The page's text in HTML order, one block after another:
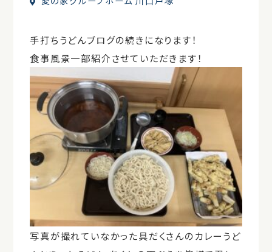
手打ちうどんブログの続きになります！
食事風景一部紹介させていただきます！
写真が撮れていなかった具だくさんのカレーうど